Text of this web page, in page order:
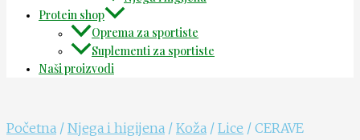
Protein shop
Oprema za sportiste
Suplementi za sportiste
Naši proizvodi
Početna / Njega i higijena / Koža / Lice / CERAVE